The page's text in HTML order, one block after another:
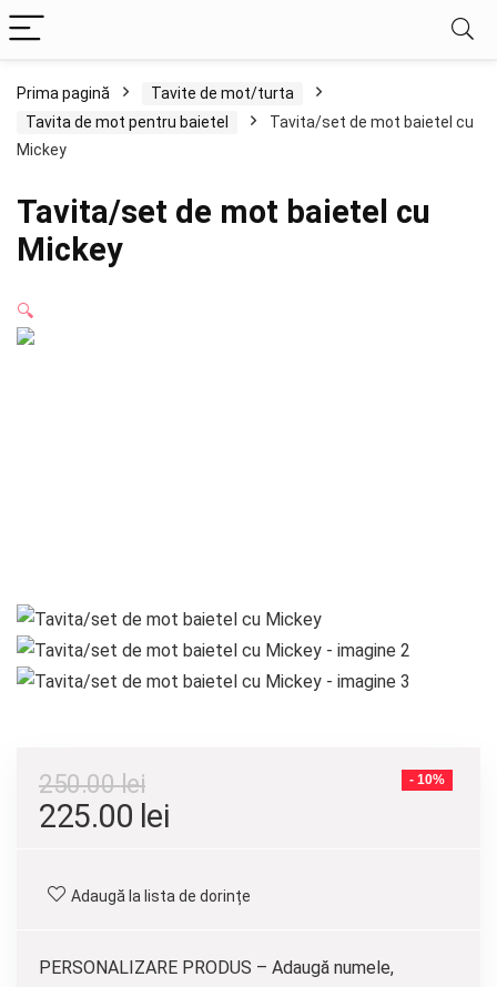
Prima pagină
Tavite de mot/turta
Tavita de mot pentru baietel
Tavita/set de mot baietel cu
Mickey
Tavita/set de mot baietel cu
Mickey
🔍
- 10%
250.00lei
Prețul
a
fost:
225.00 lei
225.00 lei.
Adaugă la lista de dorințe
PERSONALIZARE PRODUS – Adaugă numele,